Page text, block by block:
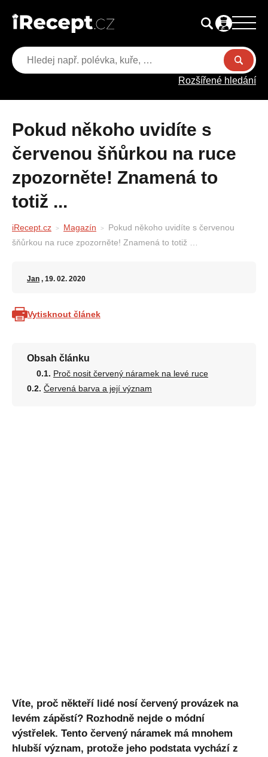
Rozšířené hledání
Pokud někoho uvidíte s
červenou šňůrkou na ruce
zpozorněte! Znamená to
totiž ...
iRecept.cz Magazín
Pokud někoho uvidíte s červenou
šňůrkou na ruce zpozorněte! Znamená to totiž …
Jan , 19. 02. 2020
Vytisknout článek
Obsah článku
Proč nosit červený náramek na levé ruce
Červená barva a její význam
Víte, proč někteří lidé nosí červený provázek na
levém zápěstí? Rozhodně nejde o módní
výstřelek. Tento červený náramek má mnohem
hlubší význam, protože jeho podstata vychází z